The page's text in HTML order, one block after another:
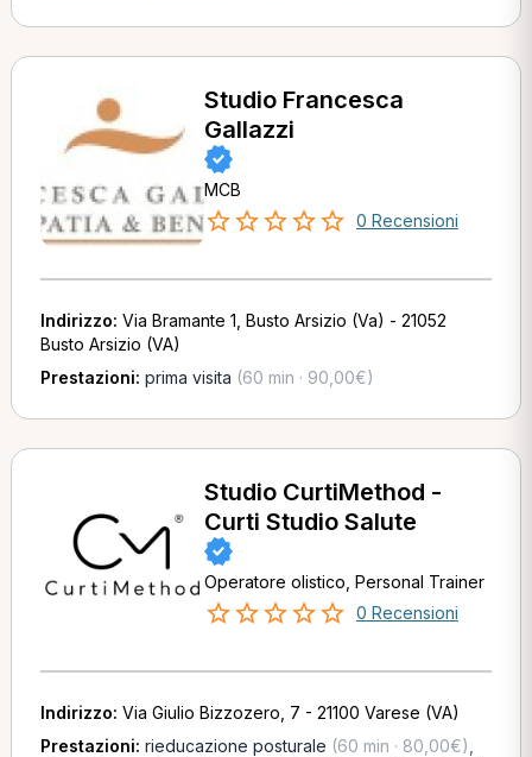
Studio Francesca
Gallazzi
MCB
0 Recensioni
Indirizzo: Via Bramante 1, Busto Arsizio (Va) - 21052
Busto Arsizio (VA)
Prestazioni: prima visita (60 min · 90,00€)
Studio CurtiMethod -
Curti Studio Salute
Operatore olistico, Personal Trainer
0 Recensioni
Indirizzo: Via Giulio Bizzozero, 7 - 21100 Varese (VA)
Prestazioni: rieducazione posturale (60 min · 80,00€)